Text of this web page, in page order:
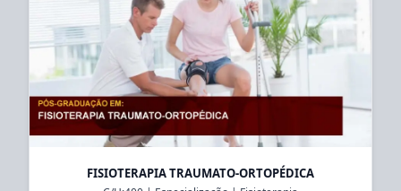
FISIOTERAPIA TRAUMATO-ORTOPÉDICA